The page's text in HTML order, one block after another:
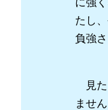
に強
たし
負強
見た
ません